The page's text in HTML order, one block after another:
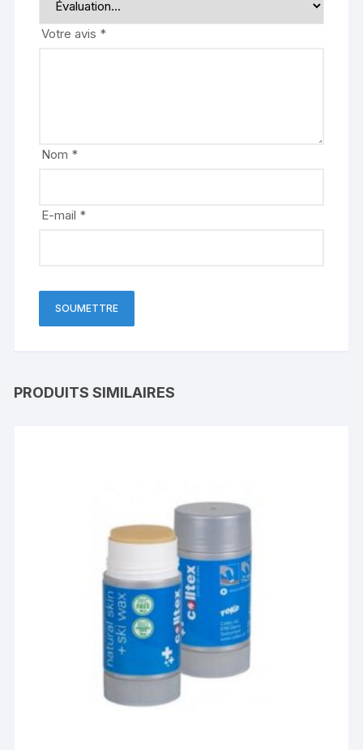
Votre avis *
Nom *
E-mail *
PRODUITS SIMILAIRES